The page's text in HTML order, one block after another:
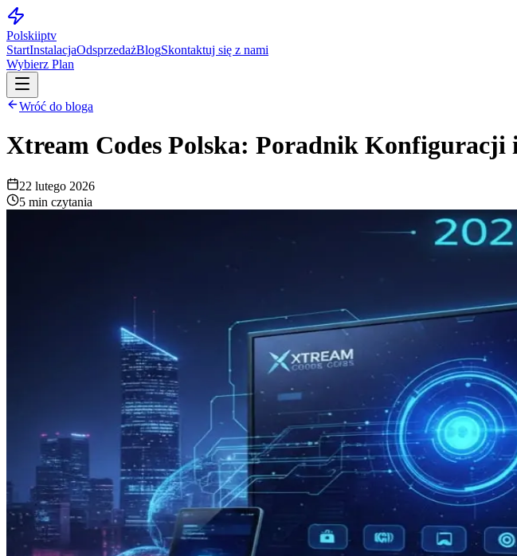
Polskiiptv
StartInstalacjaOdsprzedażBlogSkontaktuj się z nami
Wybierz Plan
Wróć do bloga
Xtream Codes Polska: Poradnik Konfiguracji
22 lutego 2026
5 min czytania